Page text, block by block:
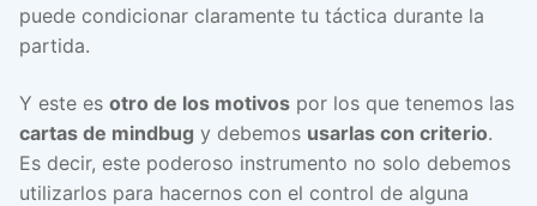
puede condicionar claramente tu táctica durante la
partida.
Y este es otro de los motivos por los que tenemos las
cartas de mindbug y debemos usarlas con criterio.
Es decir, este poderoso instrumento no solo debemos
utilizarlos para hacernos con el control de alguna